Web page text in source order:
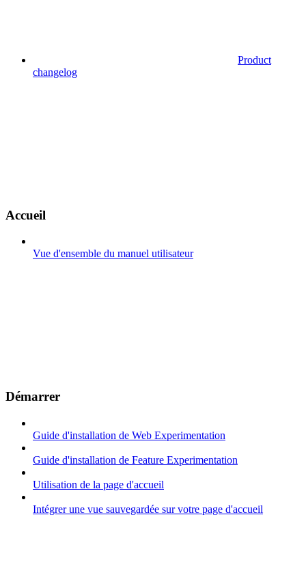
Product
changelog
Accueil
Vue d'ensemble du manuel utilisateur
Démarrer
Guide d'installation de Web Experimentation
Guide d'installation de Feature Experimentation
Utilisation de la page d'accueil
Intégrer une vue sauvegardée sur votre page d'accueil